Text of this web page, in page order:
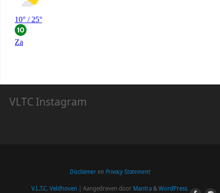
VLTC Instagram
Disclaimer en Privacy Statement
V.L.T.C. Veldhoven | Aangedreven door Mantra & WordPress.